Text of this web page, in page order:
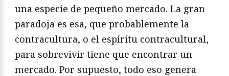
una especie de pequeño mercado. La gran
paradoja es esa, que probablemente la
contracultura, o el espíritu contracultural,
para sobrevivir tiene que encontrar un
mercado. Por supuesto, todo eso genera